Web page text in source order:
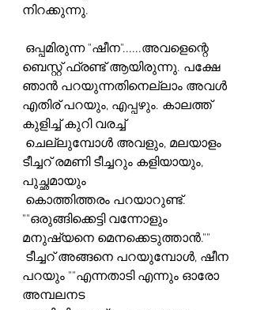
നിറക്കുന്നു.
ബെസ്റ്റ് ഫ്രണ്ട് ആയിരുന്നു. പക്ഷേ
ഞാൻ പറയുന്നതിനെല്ലാം അവൾ
എതിര് പറയും, എപ്പഴും. കാലത്ത്
കുളിച്ച് കുറി വരച്ച്
ടീച്ചറ് രമണി ടീച്ചറും കളിയായും,
പുച്ഛമായും
""ഒരുങ്ങിക്കെട്ടി വന്നോളും
മനുഷ്യനെ മെനക്കെടുത്താൻ.""
പറയും ""എന്നതാടി എന്നും ഓരോ
അമ്പലനട